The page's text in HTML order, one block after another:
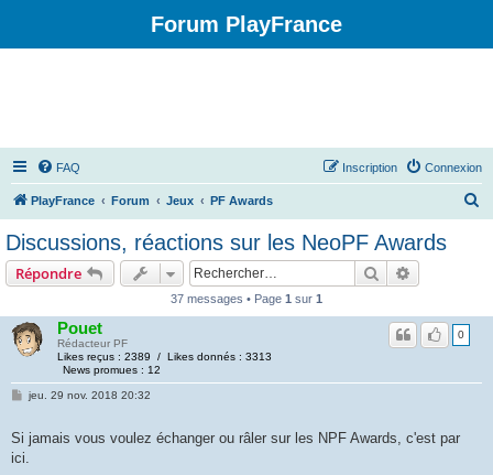
Forum PlayFrance
FAQ Connexion
Inscription
PlayFrance Forum Jeux PF Awards
h
Discussions, réactions sur les NeoPF Awards
Répondre Rechercher
37 messages • Page 1 sur 1
Pouet
Rédacteur PF
Likes reçus : 2389 / Likes donnés : 3313
News promues : 12
0
jeu. 29 nov. 2018 20:32
Si jamais vous voulez échanger ou râler sur les NPF Awards, c'est par
ici.